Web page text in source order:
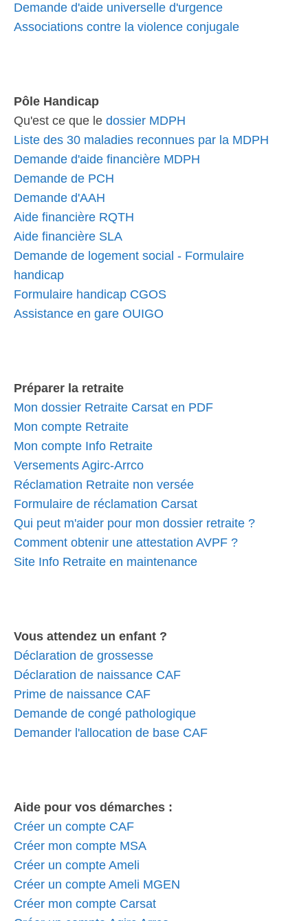
Demande d'aide universelle d'urgence
Associations contre la violence conjugale
Pôle Handicap
Qu'est ce que le dossier MDPH
Liste des 30 maladies reconnues par la MDPH
Demande d'aide financière MDPH
Demande de PCH
Demande d'AAH
Aide financière RQTH
Aide financière SLA
Demande de logement social - Formulaire
handicap
Formulaire handicap CGOS
Assistance en gare OUIGO
Préparer la retraite
Mon dossier Retraite Carsat en PDF
Mon compte Retraite
Mon compte Info Retraite
Versements Agirc-Arrco
Réclamation Retraite non versée
Formulaire de réclamation Carsat
Qui peut m'aider pour mon dossier retraite ?
Comment obtenir une attestation AVPF ?
Site Info Retraite en maintenance
Vous attendez un enfant ?
Déclaration de grossesse
Déclaration de naissance CAF
Prime de naissance CAF
Demande de congé pathologique
Demander l'allocation de base CAF
Aide pour vos démarches :
Créer un compte CAF
Créer mon compte MSA
Créer un compte Ameli
Créer un compte Ameli MGEN
Créer mon compte Carsat